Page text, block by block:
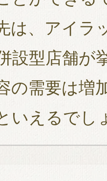
は、アイラ
設型店舗が
の需要は増
いえるでし